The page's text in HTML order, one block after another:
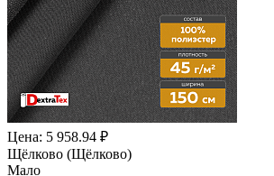
Цена: 5 958.94 ₽
Щёлково (Щёлково)
Мало